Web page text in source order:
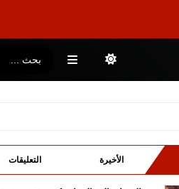
الأخيرة التعليقات